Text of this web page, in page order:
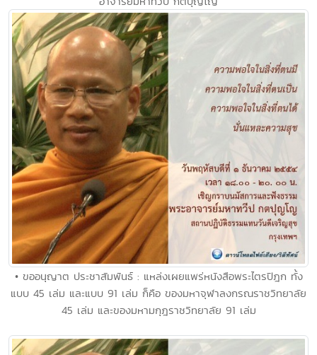
• ขออนุญาต ประชาสัมพันธ์ : แหล่งเผยแพร่หนังสือพระไตรปิฎก ทั้ง
แบบ 45 เล่ม และแบบ 91 เล่ม ก็คือ ของมหาจุฬาลงกรณราชวิทยาลัย
45 เล่ม และของมหามกุฎราชวิทยาลัย 91 เล่ม